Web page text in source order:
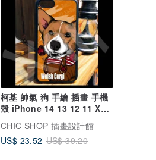
柯基 帥氣 狗 手繪 插畫 手機
殼 iPhone 14 13 12 11 XR
CHIC SHOP 插畫設計館
US$ 23.52 US$ 39.20